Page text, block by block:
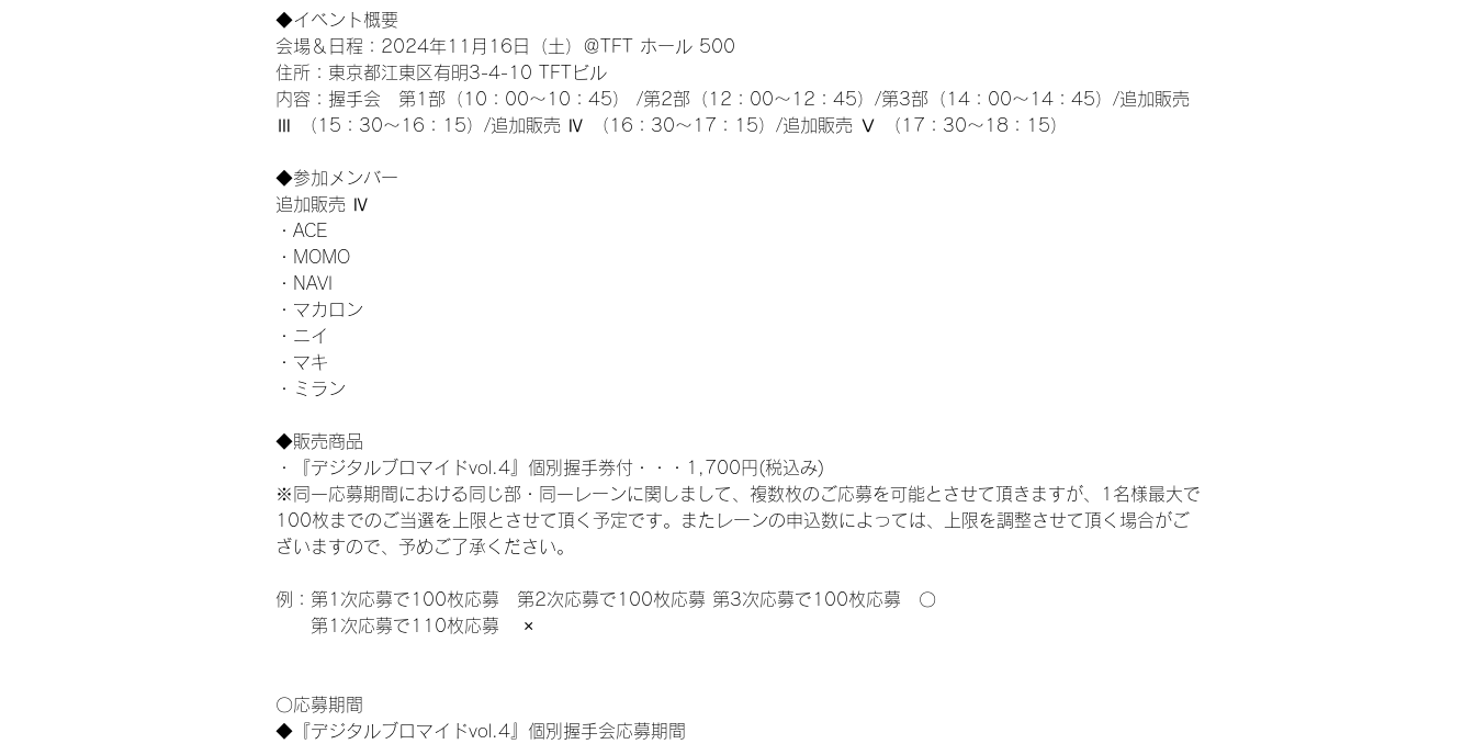
◆イベント概要
会場＆日程：2024年11月16日（土）＠TFT ホール 500
住所：東京都江東区有明3-4-10 TFTビル
内容：握手会　第1部（10：00～10：45） /第2部（12：00～12：45）/第3部（14：00～14：45）/追加販売
Ⅲ （15：30～16：15）/追加販売 Ⅳ （16：30～17：15）/追加販売 Ⅴ （17：30～18：15）
◆参加メンバー
追加販売 Ⅳ
・ACE
・MOMO
・NAVI
・マカロン
・ニイ
・マキ
・ミラン
◆販売商品
・『デジタルブロマイドvol.4』個別握手券付・・・1,700円(税込み)
※同一応募期間における同じ部・同一レーンに関しまして、複数枚のご応募を可能とさせて頂きますが、1名様最大で
100枚までのご当選を上限とさせて頂く予定です。またレーンの申込数によっては、上限を調整させて頂く場合がご
ざいますので、予めご了承ください。
例：第1次応募で100枚応募　第2次応募で100枚応募 第3次応募で100枚応募　〇
第1次応募で110枚応募　 ×
〇応募期間
◆『デジタルブロマイドvol.4』個別握手会応募期間